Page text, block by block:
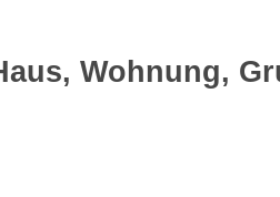
Wohnung,